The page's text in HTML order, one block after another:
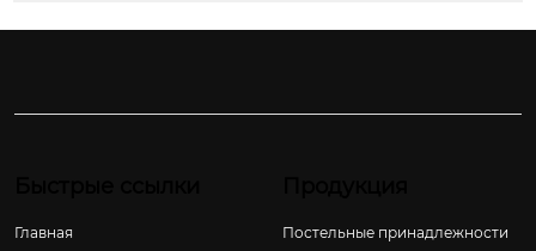
Главная
Постельные принадлежности